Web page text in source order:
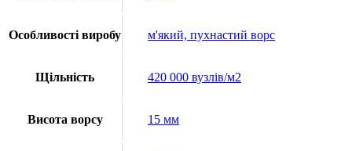
Особливості виробу м'який, пухнастий ворс
Щільність 420 000 вузлів/м2
Висота ворсу 15 мм